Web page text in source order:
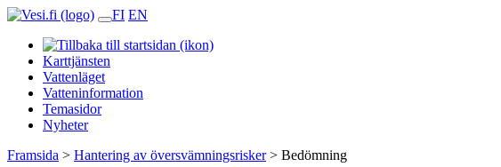
FI EN
Karttjänsten
Vattenläget
Vatteninformation
Temasidor
Nyheter
Framsida > Hantering av översvämningsrisker> Bedömning